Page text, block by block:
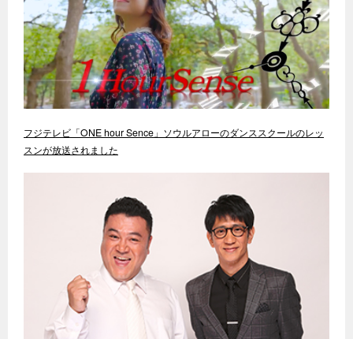
フジテレビ「ONE hour Sence」ソウルアローのダンススクールのレッ
スンが放送されました